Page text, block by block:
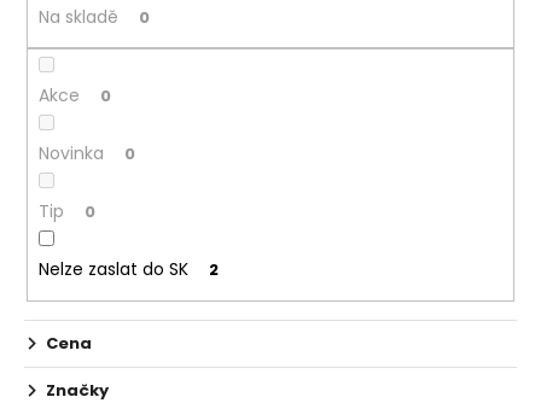
o
d
u
k
ů
Na skladě 0
Akce 0
Novinka 0
Tip 0
Nelze zaslat do SK 2
Cena
Značky